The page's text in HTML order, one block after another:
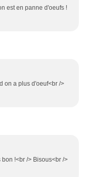
est en panne d'oeufs !
on a plus d'oeuf<br />
!<br /> Bisous<br />